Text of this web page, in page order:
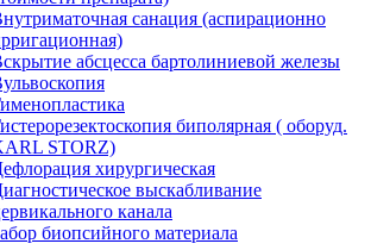
санация (аспирационно
абсцесса бартолиниевой железы
биполярная ( оборуд.
STORZ)
хирургическая
выскабливание
канала
биопсийного материала